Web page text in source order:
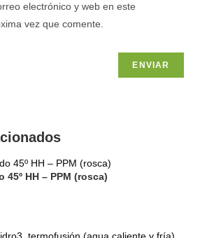
electrónico y web en este
vez que comente.
45º HH – PPM (rosca)